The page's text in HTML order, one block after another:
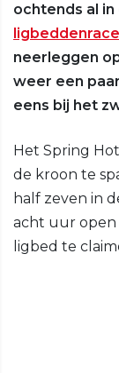
ochtends al in
ligbeddenrace
neerleggen
weer een
eens bij het
Het Spring
de kroon te
half zeven in
acht uur open
ligbed te